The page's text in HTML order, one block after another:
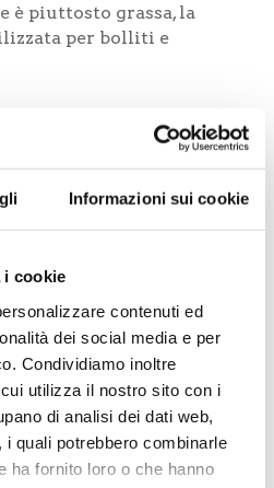
Informazioni sui cookie
i cookie
contenuti ed
dei social media e per
Condividiamo inoltre
utilizza il nostro sito con i
di analisi dei dati web,
quali potrebbero combinarle
ha fornito loro o che hanno
è piuttosto grassa, la
per bolliti e
è una carne
dalla zona
5 vertebre
di un
padella e per
una quantità di
parte inferiore.È
Matamà.
taglio proveniente dalla